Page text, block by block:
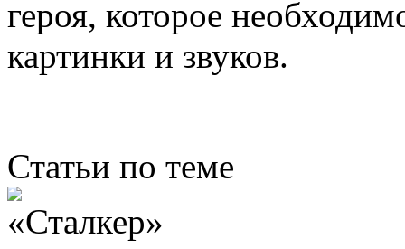
героя, которое
картинки и звуков.
Статьи по теме